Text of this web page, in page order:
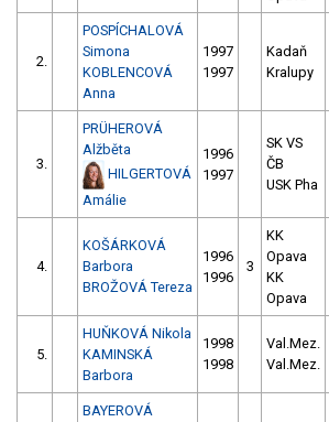
2.
POSPÍCHALOVÁ
Simona
KOBLENCOVÁ
Anna
1997
1997
Kadaň
Kralupy
3.
PRÜHEROVÁ
Alžběta
HILGERTOVÁ
Amálie
1996
1997
SK VS
ČB
USK Pha
4.
KOŠÁRKOVÁ
Barbora
BROŽOVÁ Tereza
1996
1996
3
KK
Opava
KK
Opava
5.
HUŇKOVÁ Nikola
KAMINSKÁ
Barbora
1998
1998
Val.Mez.
Val.Mez.
BAYEROVÁ